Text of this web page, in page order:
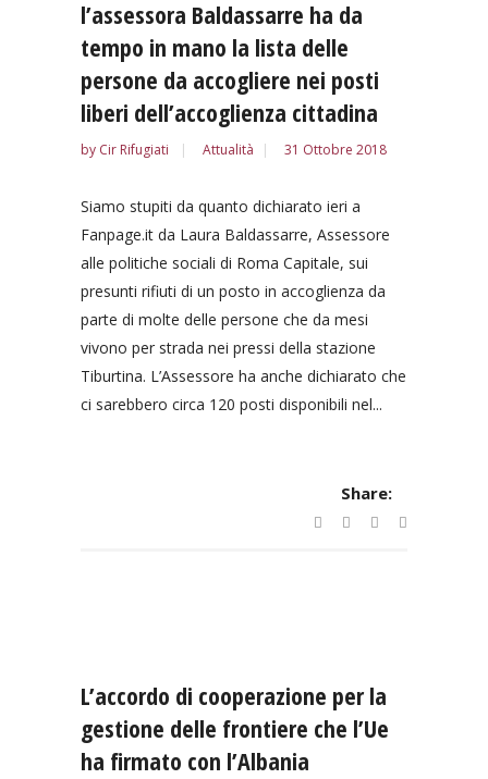
l’assessora Baldassarre ha da
tempo in mano la lista delle
persone da accogliere nei posti
liberi dell’accoglienza cittadina
by Cir Rifugiati Attualità 31 Ottobre 2018
Siamo stupiti da quanto dichiarato ieri a
Fanpage.it da Laura Baldassarre, Assessore
alle politiche sociali di Roma Capitale, sui
presunti rifiuti di un posto in accoglienza da
parte di molte delle persone che da mesi
vivono per strada nei pressi della stazione
Tiburtina. L’Assessore ha anche dichiarato che
ci sarebbero circa 120 posti disponibili nel...
Share:
L’accordo di cooperazione per la
gestione delle frontiere che l’Ue
ha firmato con l’Albania